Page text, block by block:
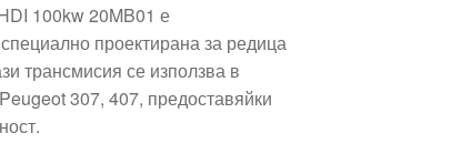
100kw 20MB01 е
проектирана за редица
трансмисия се използва в
307, 407, предоставяйки